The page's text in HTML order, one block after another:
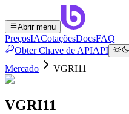
Abrir menu
PreçosIACotaçõesDocsFAQ
Obter Chave de APIAPI
Mercado VGRI11
VGRI11